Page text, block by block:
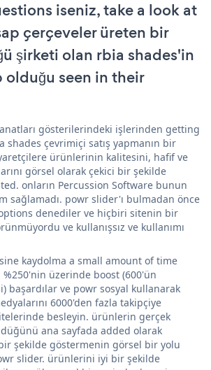
iseniz, take a look at
çerçeveler üreten bir
şirketi olan rbia shades'in
olduğu seen in their
gösterilerindeki işlerinden getting
shades çevrimiçi satış yapmanın bir
ürünlerinin kalitesini, hafif ve
görsel olarak çekici bir şekilde
onların Percussion Software bunun
sağlamadı. powr slider'ı bulmadan önce
denediler ve hiçbiri sitenin bir
ve kullanışsız ve kullanımı
kaydolma a small amount of time
üzerinde boost (600'ün
başardılar ve powr sosyal kullanarak
6000'den fazla takipçiye
besleyin. ürünlerin gerçek
ana sayfada added olarak
şekilde göstermenin görsel bir yolu
slider. ürünlerini iyi bir şekilde